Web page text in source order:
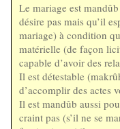
Le mariage est
désire pas mais qu’il
mariage) à condition
matérielle (de façon
capable d’avoir des
Il est détestable
d’accomplir des actes
Il est mandûb aussi
craint pas (s’il ne se